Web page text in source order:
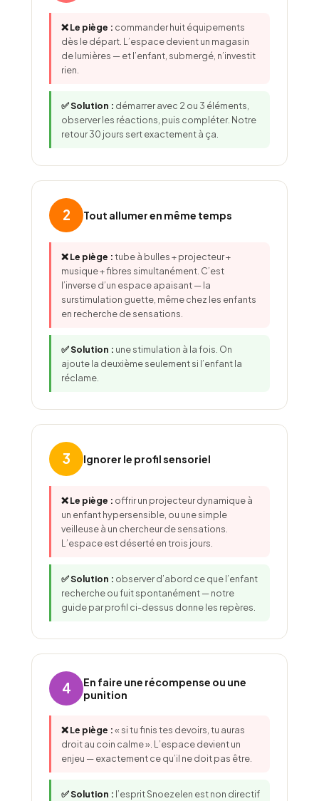
❌ Le piège : commander huit équipements
dès le départ. L’espace devient un magasin
de lumières — et l’enfant, submergé, n’investit
rien.
✅ Solution : démarrer avec 2 ou 3 éléments,
observer les réactions, puis compléter. Notre
retour 30 jours sert exactement à ça.
2 Tout allumer en même temps
❌ Le piège :tube à bulles + projecteur +
musique + fibres simultanément. C’est
l’inverse d’un espace apaisant — la
surstimulation guette, même chez les enfants
en recherche de sensations.
✅ Solution : une stimulation à la fois. On
ajoute la deuxième seulement si l’enfant la
réclame.
3 Ignorer le profil sensoriel
❌ Le piège : offrir un projecteur dynamique à
un enfant hypersensible, ou une simple
veilleuse à un chercheur de sensations.
L’espace est déserté en trois jours.
✅ Solution : observer d’abord ce que l’enfant
recherche ou fuit spontanément — notre
guide par profil ci-dessus donne les repères.
4
En faire une récompense ou une
punition
❌ Le piège :« si tu finis tes devoirs, tu auras
droit au coin calme ». L’espace devient un
enjeu — exactement ce qu’il ne doit pas être.
✅ Solution : l’esprit Snoezelen est non directif